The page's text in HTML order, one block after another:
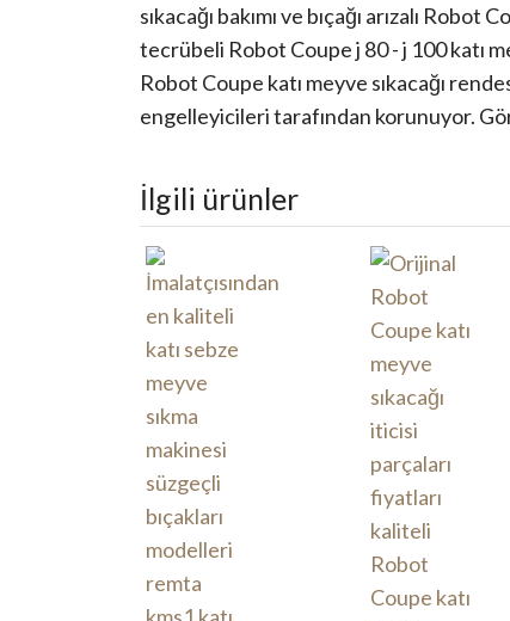
sıkacağı bakımı ve bıçağı arızalı Robot
tecrübeli Robot Coupe j 80 - j 100 katı
Robot Coupe katı meyve sıkacağı
engelleyicileri tarafından korunuyor.
İlgili ürünler